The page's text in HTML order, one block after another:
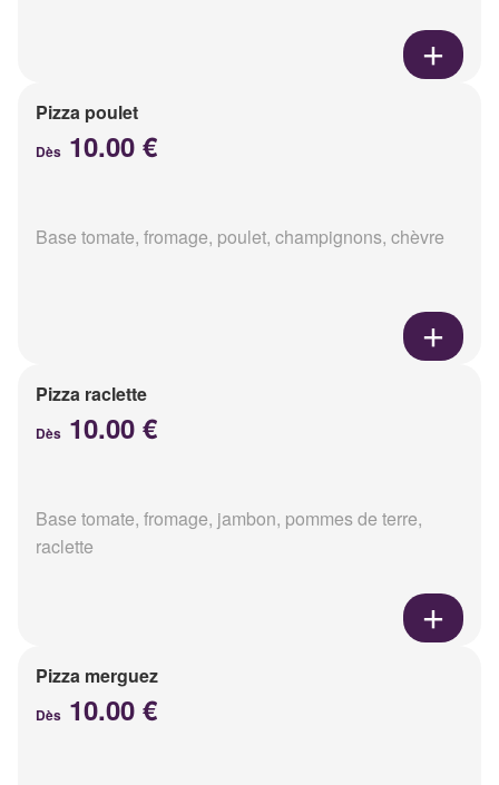
Pizza poulet
Dès 10.00 €
Base tomate, fromage, poulet, champignons, chèvre
Pizza raclette
Dès 10.00 €
Base tomate, fromage, jambon, pommes de terre,
raclette
Pizza merguez
Dès 10.00 €